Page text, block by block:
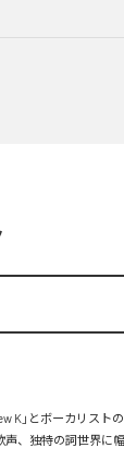
K」とボーカリスト
、独特の詞世界に